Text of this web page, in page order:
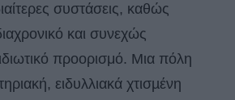
συστάσεις, καθώς
και συνεχώς
προορισμό. Μια πόλη
ειδυλλιακά χτισµένη